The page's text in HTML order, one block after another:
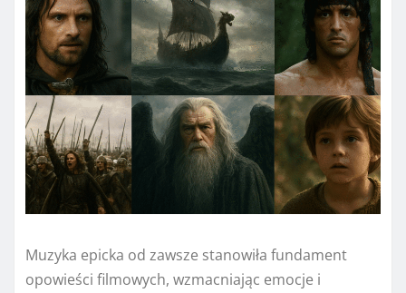
Muzyka epicka od zawsze stanowiła fundament
opowieści filmowych, wzmacniając emocje i